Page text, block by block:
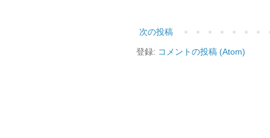
次の投稿
登録: コメントの投稿 (Atom)